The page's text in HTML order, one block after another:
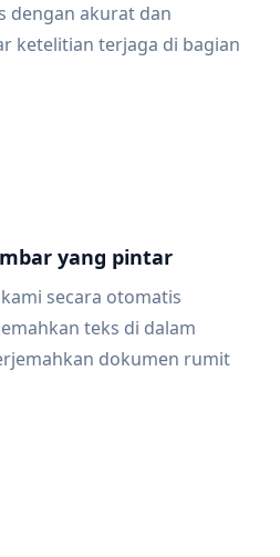
dengan akurat dan
ketelitian terjaga di bagian
yang pintar
secara otomatis
teks di dalam
dokumen rumit